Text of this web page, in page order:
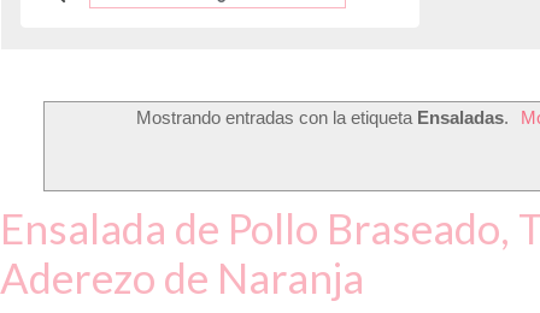
Mostrando entradas con la etiqueta Ensaladas.
Ensalada de Pollo Braseado,
Aderezo de Naranja